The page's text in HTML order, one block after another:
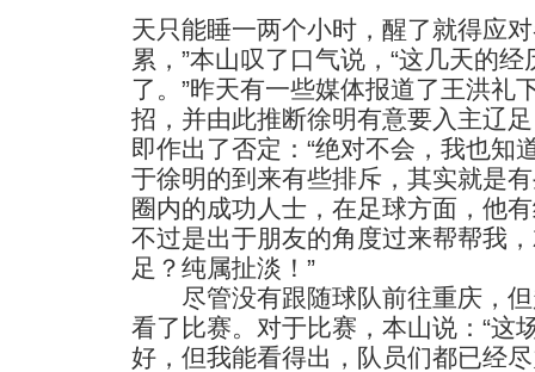
天只能睡一两个小时，醒了就得应
累，”本山叹了口气说，“这几天的
了。”昨天有一些媒体报道了王洪礼
招，并由此推断徐明有意要入主辽
即作出了否定：“绝对不会，我也知
于徐明的到来有些排斥，其实就是
圈内的成功人士，在足球方面，他
不过是出于朋友的角度过来帮帮我
足？纯属扯淡！”
尽管没有跟随球队前往重庆，但
看了比赛。对于比赛，本山说：“这
好，但我能看得出，队员们都已经